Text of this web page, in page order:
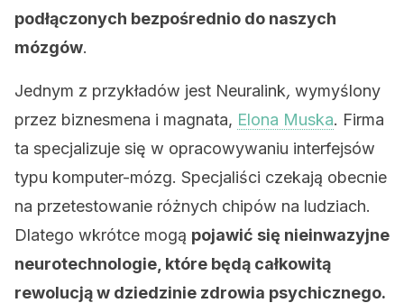
podłączonych bezpośrednio do naszych
mózgów.
Jednym z przykładów jest Neuralink, wymyślony
przez biznesmena i magnata, Elona Muska. Firma
ta specjalizuje się w opracowywaniu interfejsów
typu komputer-mózg. Specjaliści czekają obecnie
na przetestowanie różnych chipów na ludziach.
Dlatego wkrótce mogą pojawić się nieinwazyjne
neurotechnologie, które będą całkowitą
rewolucją w dziedzinie zdrowia psychicznego.